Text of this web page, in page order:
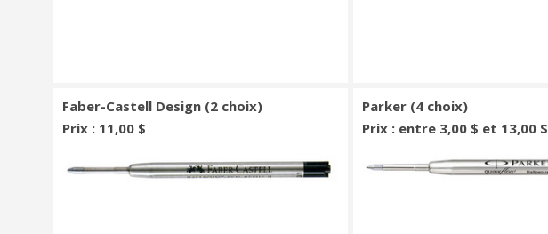
Faber-Castell Design (2 choix)
Prix : 11,00 $
Parker (4 choix)
Prix : entre 3,00 $ et 13,00 $